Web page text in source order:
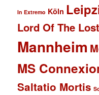
In Extremo Köln
Lord Of The Lost
Mannheim
MS
Saltatio Mortis